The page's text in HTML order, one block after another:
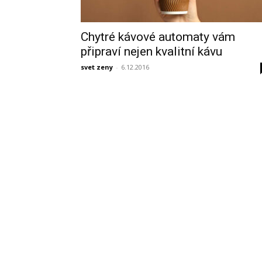
Chytré kávové automaty vám
připraví nejen kvalitní kávu
svet zeny - 6.12.2016